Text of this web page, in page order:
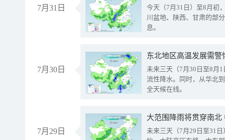
7月31日
今天（7月31日）至8月初
川盆地、陕西、甘肃的部
息。
7月30日
东北地区高温发展需
未来三天（7月30日至8月
流性降水。同时，从华北
全天候在线。
7月29日
大范围降雨将贯穿南
未来三天（7月29日至31